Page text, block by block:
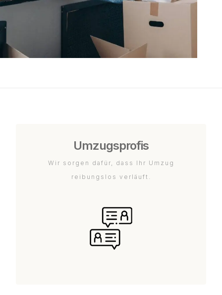
Umzugsprofis
Wir sorgen dafür, dass Ihr Umzug
reibungslos verläuft.